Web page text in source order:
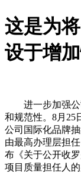
这是为
设于增
进一步加强公
和规范性。8月25
公司国际化品牌
由最高办理层担
布《关于公开收
项目质量担任人